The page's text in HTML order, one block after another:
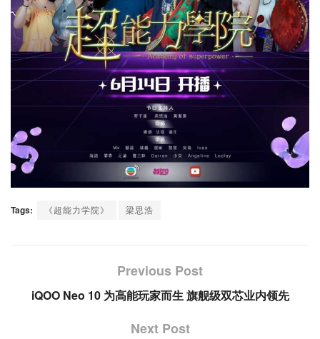
Tags: 《超能力学院》 梁思浩
Previous Post
iQOO Neo 10 为高能玩家而生 旗舰级双芯业内领先
Next Post